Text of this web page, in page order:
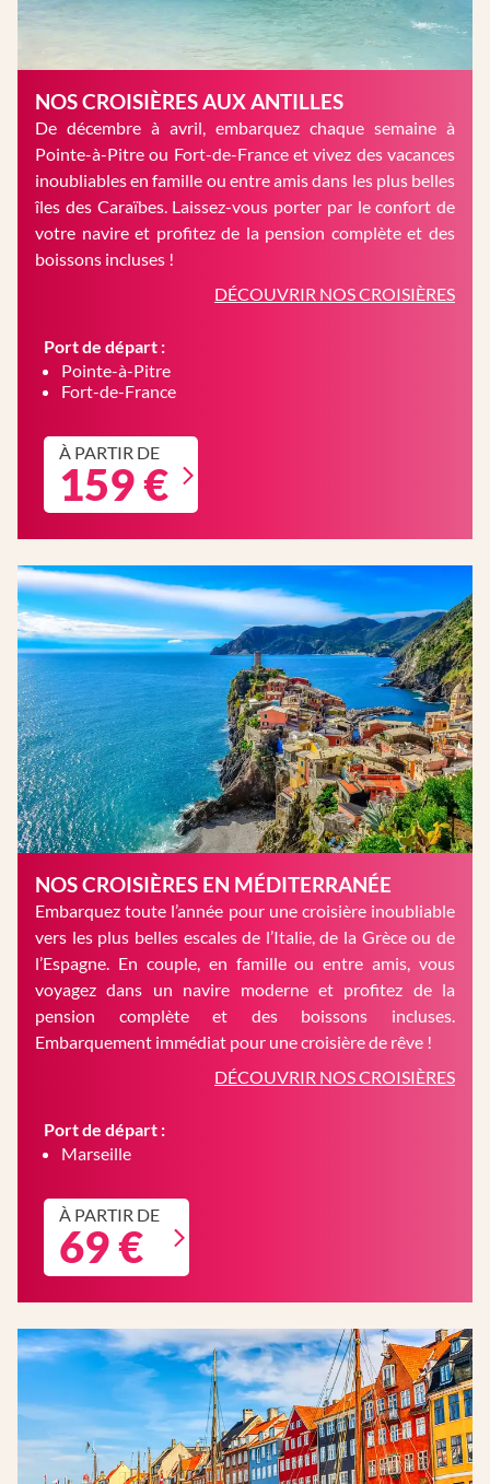
NOS CROISIÈRES AUX ANTILLES
De décembre à avril, embarquez chaque semaine à
Pointe-à-Pitre ou Fort-de-France et vivez des vacances
inoubliables en famille ou entre amis dans les plus belles
îles des Caraïbes. Laissez-vous porter par le confort de
votre navire et profitez de la pension complète et des
boissons incluses !
DÉCOUVRIR NOS CROISIÈRES
Port de départ :
Pointe-à-Pitre
Fort-de-France
À PARTIR DE
159 €
NOS CROISIÈRES EN MÉDITERRANÉE
Embarquez toute l’année pour une croisière inoubliable
vers les plus belles escales de l’Italie, de la Grèce ou de
l’Espagne. En couple, en famille ou entre amis, vous
voyagez dans un navire moderne et profitez de la
pension complète et des boissons incluses.
Embarquement immédiat pour une croisière de rêve !
DÉCOUVRIR NOS CROISIÈRES
Port de départ :
Marseille
À PARTIR DE
69 €